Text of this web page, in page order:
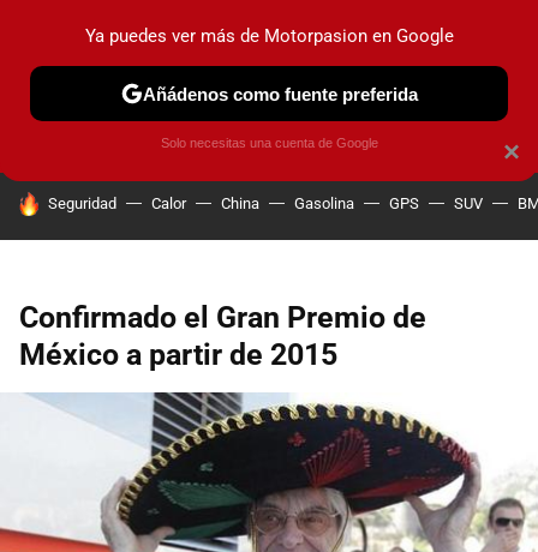
PRUEBAS COCHES ELÉCTRICOS OBSERVATORIO
HOY SE HABLA DE
Seguridad Calor China Gasolina GPS SUV
Confirmado el Gran Premio de
México a partir de 2015
×
Ya puedes ver más de Motorpasion en Google
Añádenos como fuente preferida
Solo necesitas una cuenta de Google